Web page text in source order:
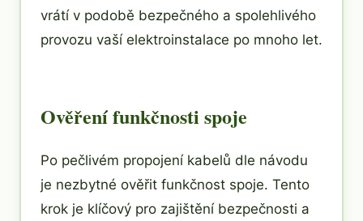
vrátí v podobě bezpečného a spolehlivého
provozu vaší elektroinstalace po mnoho let.
Ověření funkčnosti spoje
Po pečlivém propojení kabelů dle návodu
je nezbytné ověřit funkčnost spoje. Tento
krok je klíčový pro zajištění bezpečnosti a